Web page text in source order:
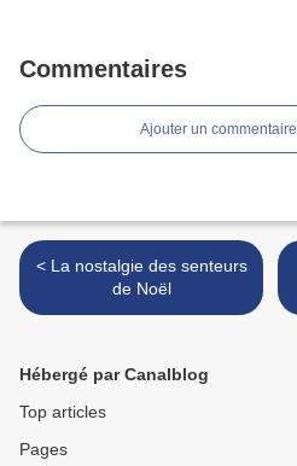
Commentaires
Ajouter un commentaire
< La nostalgie des senteurs
de Noël
Hébergé par Canalblog
Top articles
Pages